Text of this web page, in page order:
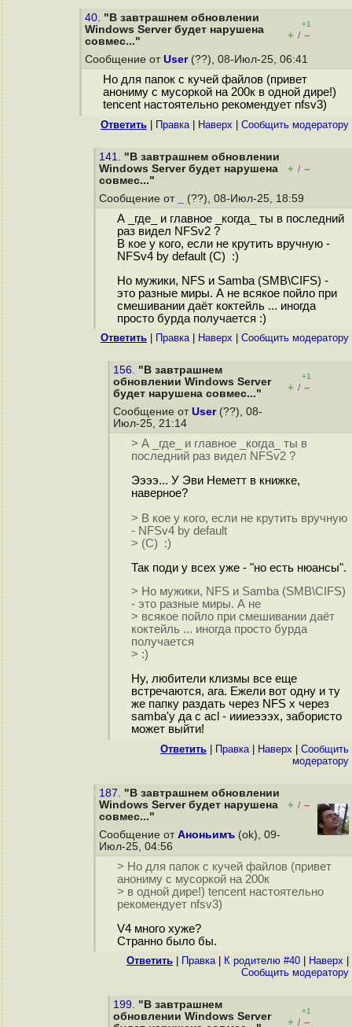
40. "В завтрашнем обновлении
Windows Server будет нарушена
совмес..."
+1
+ / –
Сообщение от User(??), 08-Июл-25, 06:41
Но для папок с кучей файлов (привет
анониму с мусоркой на 200к в одной дире!)
tencent настоятельно рекомендует nfsv3)
Ответить Правка| Наверх Cообщить модератору
141. "В завтрашнем обновлении
Windows Server будет нарушена
совмес..."
+ / –
Сообщение от (??), 08-Июл-25, 18:59
А _где_ и главное _когда_ ты в последний
раз видел NFSv2 ?
В кое у кого, если не крутить вручную -
NFSv4 by default (C) :)
Но мужики, NFS и Samba (SMB\CIFS) -
это разные миры. А не всякое пойло при
смешивании даёт коктейль ... иногда
просто бурда получается :)
Ответить Правка| Наверх Cообщить модератору
156. "В завтрашнем
обновлении Windows Server
будет нарушена совмес..."
+1
+ / –
Сообщение от User(??), 08-
Июл-25, 21:14
> А _где_ и главное _когда_ ты в
последний раз видел NFSv2 ?
Ээээ... У Эви Неметт в книжке,
наверное?
> В кое у кого, если не крутить вручную
- NFSv4 by default
> (C) :)
Так поди у всех уже - "но есть нюансы".
> Но мужики, NFS и Samba (SMB\CIFS)
- это разные миры. А не
> всякое пойло при смешивании даёт
коктейль ... иногда просто бурда
получается
> :)
Ну, любители клизмы все еще
встречаются, ага. Ежели вот одну и ту
же папку раздать через NFS x через
samba'у да с acl - иииеэээх, забористо
может выйти!
Ответить Правка| Наверх
Cообщить
модератору
187. "В завтрашнем обновлении
Windows Server будет нарушена
совмес..."
+ / –
Сообщение от Аноньимъ (ok), 09-
Июл-25, 04:56
> Но для папок с кучей файлов (привет
анониму с мусоркой на 200к
> в одной дире!) tencent настоятельно
рекомендует nfsv3)
V4 много хуже?
Странно было бы.
Ответить Правка| К родителю #40 Наверх
Cообщить модератору
199. "В завтрашнем
обновлении Windows Server
+1
+ / –